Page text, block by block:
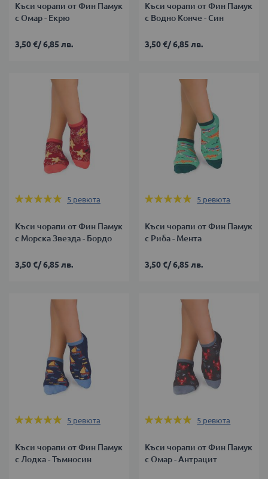
Къси чорапи от Фин Памук
с Омар - Екрю
3,50 €/6,85 лв.
Къси чорапи от Фин Памук
с Водно Конче - Син
3,50 €/6,85 лв.
Оценка:
5 ревюта
Къси чорапи от Фин Памук
с Морска Звезда - Бордо
3,50 €/6,85 лв.
Оценка:
5 ревюта
Къси чорапи от Фин Памук
с Риба - Мента
3,50 €/6,85 лв.
Оценка:
5 ревюта
Къси чорапи от Фин Памук
с Лодка - Тъмносин
Оценка:
5 ревюта
Къси чорапи от Фин Памук
с Омар - Антрацит